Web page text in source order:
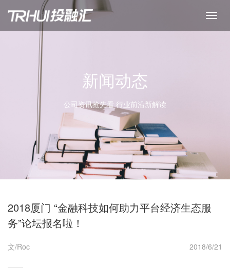
新闻动态
公司资讯抢先看 行业前沿新解读
2018厦门 “金融科技如何助力平台经济生态服
务”论坛报名啦！
文/Roc 2018/6/21